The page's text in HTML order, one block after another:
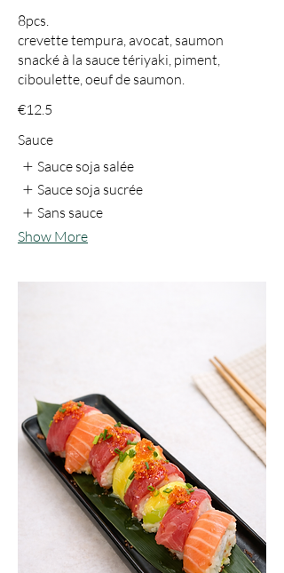
8pcs.
crevette tempura, avocat, saumon
snacké à la sauce tériyaki, piment,
ciboulette, oeuf de saumon.
€12.5
Sauce
Sauce soja salée
Sauce soja sucrée
Sans sauce
Show More